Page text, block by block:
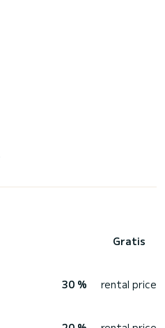
Gratis
30 % rental price